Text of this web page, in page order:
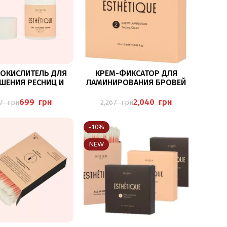
В КОРЗИНУ
ДЛЯ
РЕСНИЦ И
грн699 грн
В КОРЗИНУ
КРЕМ-ФИКСАТОР ДЛЯ
ЛАМИНИРОВАНИЯ БРОВЕЙ
1,5 МЛ. Х 10 ШТ
2,267грн2,040 грн
-10%
NEW